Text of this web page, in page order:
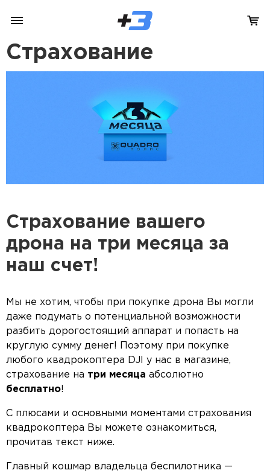
Страхование
Страхование вашего
дрона на три месяца за
наш счет!
Мы не хотим, чтобы при покупке дрона Вы могли
даже подумать о потенциальной возможности
разбить дорогостоящий аппарат и попасть на
круглую сумму денег! Поэтому при покупке
любого квадрокоптера DJI у нас в магазине,
страхование на три месяца абсолютно
бесплатно!
С плюсами и основными моментами страхования
квадрокоптера Вы можете ознакомиться,
прочитав текст ниже.
Главный кошмар владельца беспилотника —